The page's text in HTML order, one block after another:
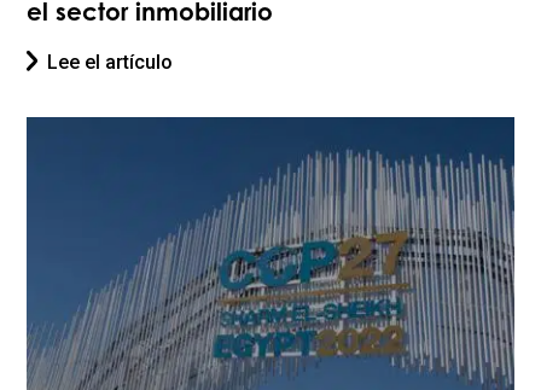
el sector inmobiliario
Lee el artículo